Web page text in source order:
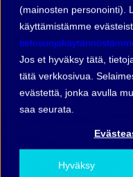
(mainosten personointi).
käyttämistämme
Jos et hyväksy tätä,
tätä verkkosivua.
evästettä, jonka avulla
saa seurata.
Hyväksy